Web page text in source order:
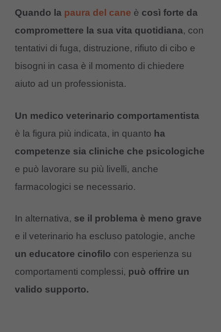
Quando la paura del cane è così forte da
compromettere la sua vita quotidiana, con
tentativi di fuga, distruzione, rifiuto di cibo e
bisogni in casa è il momento di chiedere
aiuto ad un professionista.
Un medico veterinario comportamentista
è la figura più indicata, in quanto ha
competenze sia cliniche che psicologiche
e può lavorare su più livelli, anche
farmacologici se necessario.
In alternativa, se il problema è meno grave
e il veterinario ha escluso patologie, anche
un educatore cinofilo con esperienza su
comportamenti complessi, può offrire un
valido supporto.